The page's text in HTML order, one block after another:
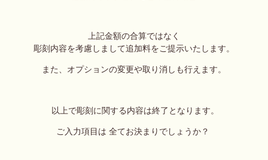
上記金額の合算ではなく
彫刻内容を考慮しまして追加料をご提示いたします。
また、オプションの変更や取り消しも行えます。
以上で彫刻に関する内容は終了となります。
ご入力項目は 全てお決まりでしょうか？